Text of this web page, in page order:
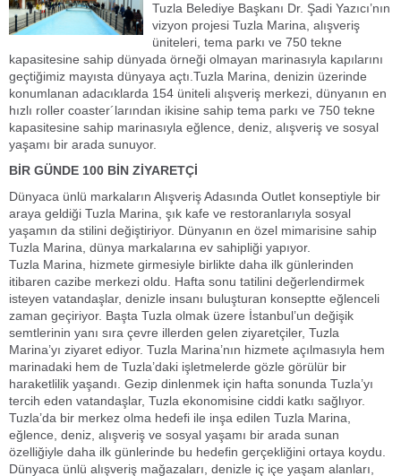
Tuzla Belediye Başkanı Dr. Şadi Yazıcı’nın
vizyon projesi Tuzla Marina, alışveriş
üniteleri, tema parkı ve 750 tekne
kapasitesine sahip dünyada örneği olmayan marinasıyla kapılarını
geçtiğimiz mayısta dünyaya açtı.Tuzla Marina, denizin üzerinde
konumlanan adacıklarda 154 üniteli alışveriş merkezi, dünyanın en
hızlı roller coaster´larından ikisine sahip tema parkı ve 750 tekne
kapasitesine sahip marinasıyla eğlence, deniz, alışveriş ve sosyal
yaşamı bir arada sunuyor.
BİR GÜNDE 100 BİN ZİYARETÇİ
Dünyaca ünlü markaların Alışveriş Adasında Outlet konseptiyle bir
araya geldiği Tuzla Marina, şık kafe ve restoranlarıyla sosyal
yaşamın da stilini değiştiriyor. Dünyanın en özel mimarisine sahip
Tuzla Marina, dünya markalarına ev sahipliği yapıyor.
Tuzla Marina, hizmete girmesiyle birlikte daha ilk günlerinden
itibaren cazibe merkezi oldu. Hafta sonu tatilini değerlendirmek
isteyen vatandaşlar, denizle insanı buluşturan konseptte eğlenceli
zaman geçiriyor. Başta Tuzla olmak üzere İstanbul’un değişik
semtlerinin yanı sıra çevre illerden gelen ziyaretçiler, Tuzla
Marina’yı ziyaret ediyor. Tuzla Marina’nın hizmete açılmasıyla hem
marinadaki hem de Tuzla’daki işletmelerde gözle görülür bir
haraketlilik yaşandı. Gezip dinlenmek için hafta sonunda Tuzla’yı
tercih eden vatandaşlar, Tuzla ekonomisine ciddi katkı sağlıyor.
Tuzla’da bir merkez olma hedefi ile inşa edilen Tuzla Marina,
eğlence, deniz, alışveriş ve sosyal yaşamı bir arada sunan
özelliğiyle daha ilk günlerinde bu hedefin gerçekliğini ortaya koydu.
Dünyaca ünlü alışveriş mağazaları, denizle iç içe yaşam alanları,